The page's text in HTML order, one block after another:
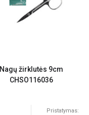
Nagų žirklutės 9cm
CHSO116036
Pristatymas: